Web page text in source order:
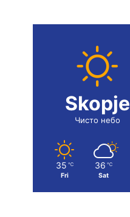
Skopje
Чисто небо
35 ℃
Fri
36 ℃
Sat